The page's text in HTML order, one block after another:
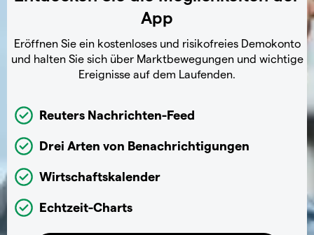
App
Eröffnen Sie ein kostenloses und risikofreies Demokonto
und halten Sie sich über Marktbewegungen und wichtige
Ereignisse auf dem Laufenden.
Reuters Nachrichten-Feed
Drei Arten von Benachrichtigungen
Wirtschaftskalender
Echtzeit-Charts